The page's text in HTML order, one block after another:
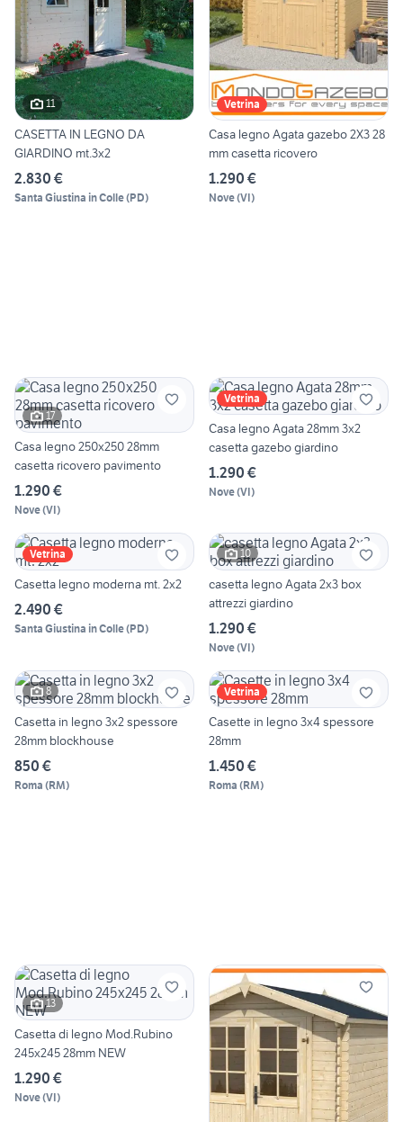
11
CASETTA IN LEGNO DA
GIARDINO mt.3x2
2.830 €
Santa Giustina in Colle(PD)
Vetrina
Casa legno Agata gazebo 2X3 28
mm casetta ricovero
1.290 €
Nove(VI)
17
Casa legno 250x250 28mm
casetta ricovero pavimento
1.290 €
Nove(VI)
Vetrina
Casa legno Agata 28mm 3x2
casetta gazebo giardino
1.290 €
Nove(VI)
Vetrina
Casetta legno moderna mt. 2x2
2.490 €
Santa Giustina in Colle(PD)
10
casetta legno Agata 2x3 box
attrezzi giardino
1.290 €
Nove(VI)
8
Casetta in legno 3x2 spessore
28mm blockhouse
850 €
Roma (RM)
Vetrina
Casette in legno 3x4 spessore
28mm
1.450 €
Roma (RM)
13
Casetta di legno Mod.Rubino
245x245 28mm NEW
1.290 €
Nove(VI)